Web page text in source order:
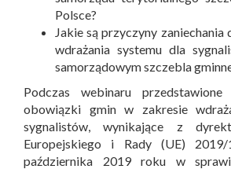
Polsce?
Jakie są przyczyny zaniechania
wdrażania systemu dla
samorządowym szczebla
Podczas webinaru
obowiązki gmin w zakresie
sygnalistów, wynikające z
Europejskiego i Rady (UE)
października 2019 roku w